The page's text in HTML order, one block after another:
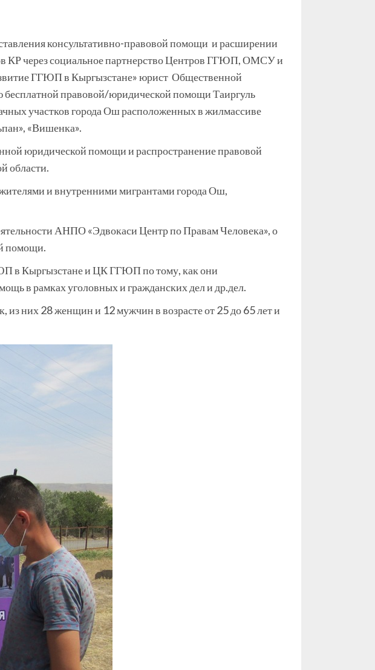
консультативно-правовой помощи и расширении
КР через социальное партнерство Центров ГГЮП, ОМСУ и
ГГЮП в Кыргызстане» юрист Общественной
правовой/юридической помощи Таиргуль
участков города Ош расположенных в жилмассиве
«Вишенка».
юридической помощи и распространение правовой
области.
и внутренними мигрантами города Ош,
АНПО «Эдвокаси Центр по Правам Человека», о
помощи.
в Кыргызстане и ЦК ГГЮП по тому, как они
в рамках уголовных и гражданских дел и др.дел.
них 28 женщин и 12 мужчин в возрасте от 25 до 65 лет и